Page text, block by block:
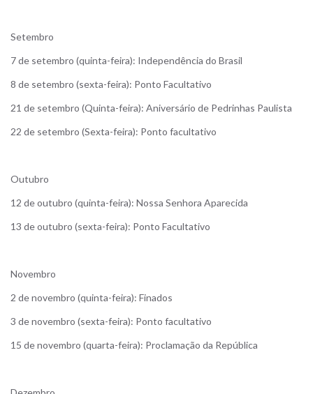
Setembro
7 de setembro (quinta-feira): Independência do Brasil
8 de setembro (sexta-feira): Ponto Facultativo
21 de setembro (Quinta-feira): Aniversário de Pedrinhas Paulista
22 de setembro (Sexta-feira): Ponto facultativo
Outubro
12 de outubro (quinta-feira): Nossa Senhora Aparecida
13 de outubro (sexta-feira): Ponto Facultativo
Novembro
2 de novembro (quinta-feira): Finados
3 de novembro (sexta-feira): Ponto facultativo
15 de novembro (quarta-feira): Proclamação da República